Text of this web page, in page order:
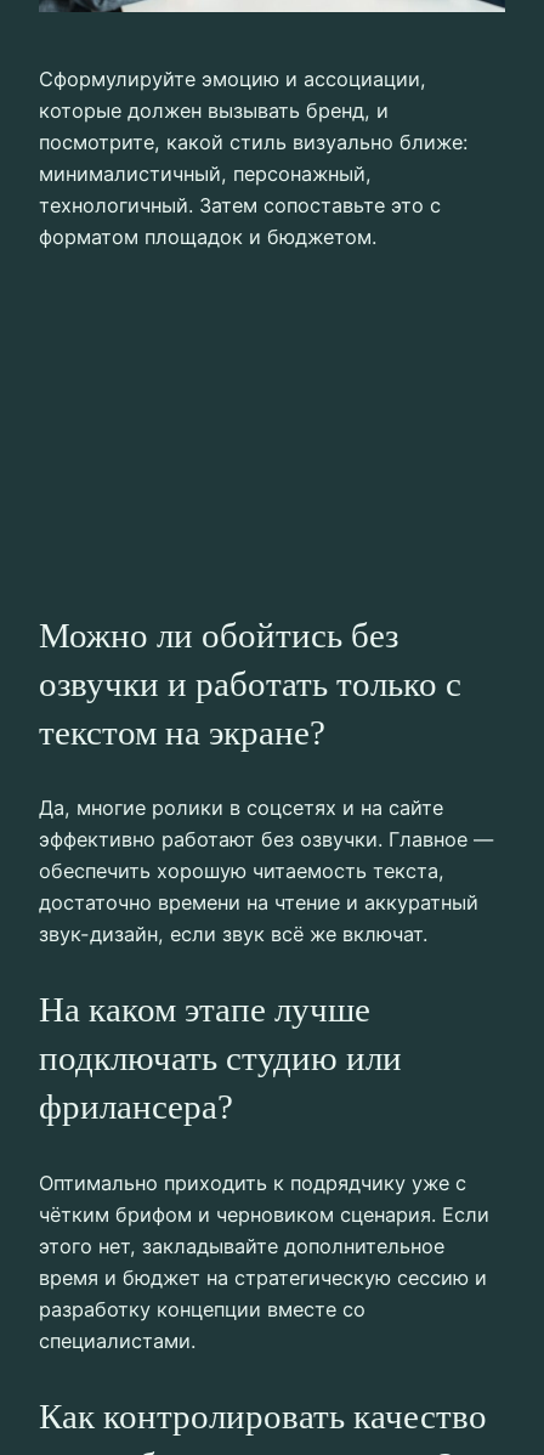
Сформулируйте эмоцию и ассоциации,
которые должен вызывать бренд, и
посмотрите, какой стиль визуально ближе:
минималистичный, персонажный,
технологичный. Затем сопоставьте это с
форматом площадок и бюджетом.
Можно ли обойтись без
озвучки и работать только с
текстом на экране?
Да, многие ролики в соцсетях и на сайте
эффективно работают без озвучки. Главное —
обеспечить хорошую читаемость текста,
достаточно времени на чтение и аккуратный
звук-дизайн, если звук всё же включат.
На каком этапе лучше
подключать студию или
фрилансера?
Оптимально приходить к подрядчику уже с
чётким брифом и черновиком сценария. Если
этого нет, закладывайте дополнительное
время и бюджет на стратегическую сессию и
разработку концепции вместе со
специалистами.
Как контролировать качество